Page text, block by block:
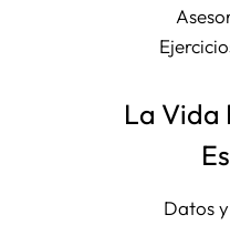
La Vida
Datos